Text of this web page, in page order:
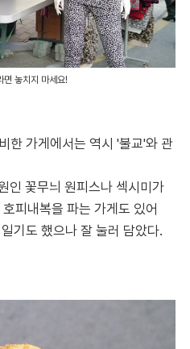
면 놓치지 마세요!
한 가게에서는 역시 '불교'와 관
인 꽃무늬 원피스나 섹시미가
피내복을 파는 가게도 있어
기도 했으나 잘 눌러 담았다.